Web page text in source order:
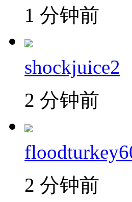
1 分钟前
shockjuice2
2 分钟前
2 分钟前